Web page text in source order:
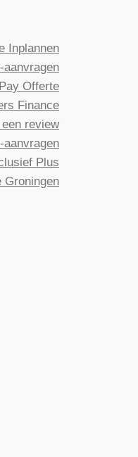
Inplannen
aanvragen
Offerte
Finance
review
Plus
Groningen